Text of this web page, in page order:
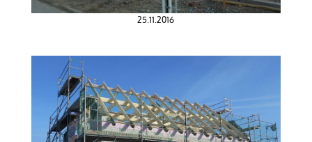
25.11.2016